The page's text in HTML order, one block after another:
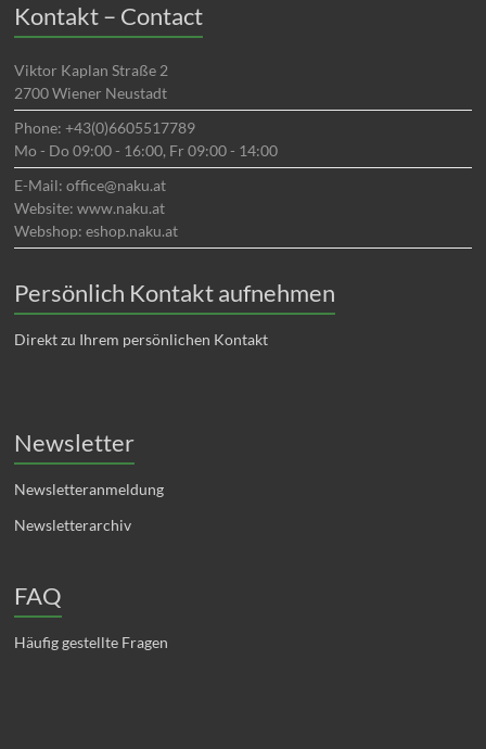
Kontakt – Contact
Viktor Kaplan Straße 2
2700 Wiener Neustadt
Phone: +43(0)6605517789
Mo - Do 09:00 - 16:00, Fr 09:00 - 14:00
E-Mail: office@naku.at
Website: www.naku.at
Webshop: eshop.naku.at
Persönlich Kontakt aufnehmen
Direkt zu Ihrem persönlichen Kontakt
Newsletter
Newsletteranmeldung
Newsletterarchiv
FAQ
Häufig gestellte Fragen